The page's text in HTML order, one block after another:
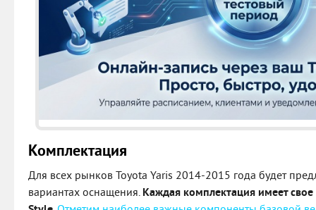
Комплектация
Для всех рынков Toyota Yaris 2014-2015 года будет
вариантах оснащения. Каждая комплектация имеет